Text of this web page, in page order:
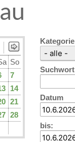
So
7
14
21
28
Kategorie
Suchwort
Datum
bis: